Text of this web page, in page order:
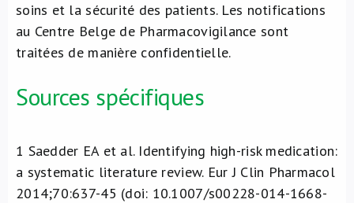
soins et la sécurité des patients. Les notifications
au Centre Belge de Pharmacovigilance sont
traitées de manière confidentielle.
Sources spécifiques
1 Saedder EA et al. Identifying high-risk medication:
a systematic literature review. Eur J Clin Pharmacol
2014;70:637-45 (doi: 10.1007/s00228-014-1668-